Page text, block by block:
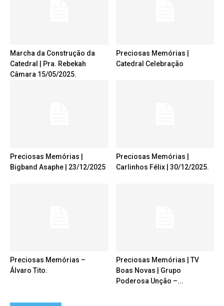
Marcha da Construção da
Catedral | Pra. Rebekah
Câmara 15/05/2025.
Preciosas Memórias |
Catedral Celebração
Preciosas Memórias |
Bigband Asaphe | 23/12/2025
Preciosas Memórias |
Carlinhos Félix | 30/12/2025.
Preciosas Memórias –
Álvaro Tito.
Preciosas Memórias | TV
Boas Novas | Grupo
Poderosa Unção –...